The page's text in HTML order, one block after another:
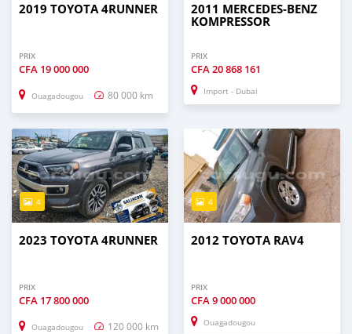
2019 TOYOTA 4RUNNER
PRIX
CFA 19 000 000
Ouagadougou 80 000 km
2011 MERCEDES-BENZ
KOMPRESSOR
PRIX
CFA20 868 161
Import - Dubai
4
2023 TOYOTA 4RUNNER
PRIX
CFA 17 800 000
Ouagadougou 120 000 km
4
2012 TOYOTA RAV4
PRIX
CFA9 000 000
Ouagadougou